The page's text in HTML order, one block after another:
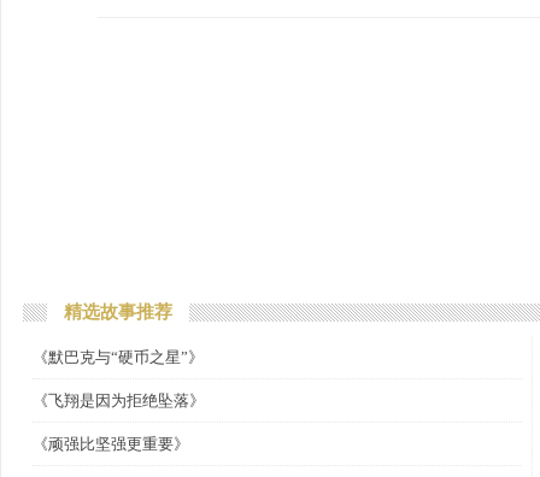
精选故事推荐
《默巴克与“硬币之星”》
《飞翔是因为拒绝坠落》
《顽强比坚强更重要》